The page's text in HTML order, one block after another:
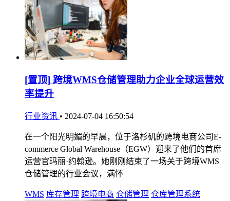
[置顶] 跨境WMS仓储管理助力企业全球运营效
率提升
行业资讯 • 2024-07-04 16:50:54
在一个阳光明媚的早晨，位于洛杉矶的跨境电商公司E-
commerce Global Warehouse（EGW）迎来了他们的首席
运营官玛丽·约翰逊。她刚刚结束了一场关于跨境WMS
仓储管理的行业会议，满怀
WMS 库存管理 跨境电商 仓储管理 仓库管理系统